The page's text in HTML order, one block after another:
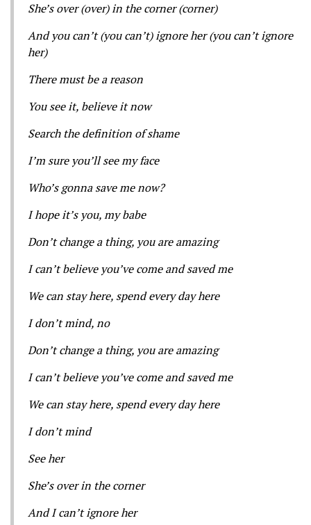
She’s over (over) in the corner (corner)
And you can’t (you can’t) ignore her (you can’t ignore
her)
There must be a reason
You see it, believe it now
Search the definition of shame
I’m sure you’ll see my face
Who’s gonna save me now?
I hope it’s you, my babe
Don’t change a thing, you are amazing
I can’t believe you’ve come and saved me
We can stay here, spend every day here
I don’t mind, no
Don’t change a thing, you are amazing
I can’t believe you’ve come and saved me
We can stay here, spend every day here
I don’t mind
See her
She’s over in the corner
And I can’t ignore her